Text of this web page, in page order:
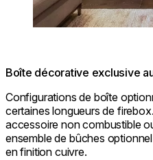
Boîte décorative exclusive
Configurations de boîte
certaines longueurs de
accessoire non combustible
ensemble de bûches
en finition cuivre.